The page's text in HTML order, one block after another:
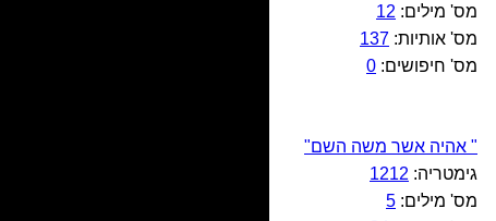
מס' מילים: 12
מס' אותיות: 137
מס' חיפושים: 0
" אהיה אשר משה השם"
גימטריה: 1212
מס' מילים: 5